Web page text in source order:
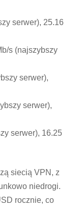
serwer), 25.16
s (najszybszy
serwer),
serwer),
serwer), 16.25
siecią VPN, z
niedrogi.
rocznie, co